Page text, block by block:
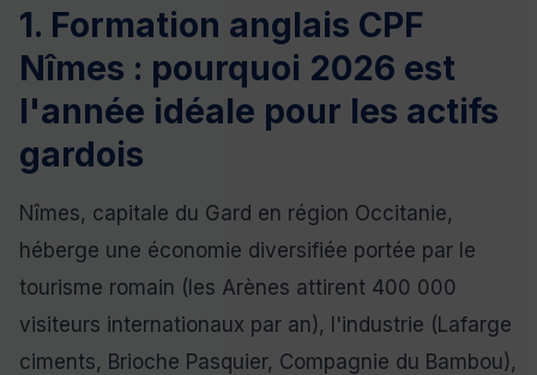
1. Formation anglais CPF
Nîmes : pourquoi 2026 est
l'année idéale pour les actifs
gardois
Nîmes, capitale du Gard en région Occitanie,
héberge une économie diversifiée portée par le
tourisme romain (les Arènes attirent 400 000
visiteurs internationaux par an), l'industrie (Lafarge
ciments, Brioche Pasquier, Compagnie du Bambou),